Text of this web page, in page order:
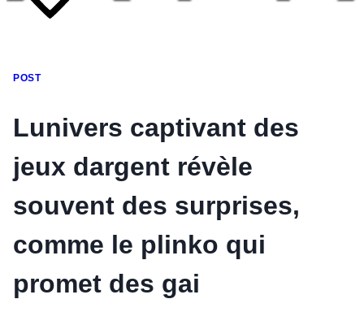
โทรศัพท์มือถือ
อุปกรณ์เสริมโทรศัพท์
สินค้าตามแบรนด์
POST
Lunivers captivant des
jeux dargent révèle
souvent des surprises,
comme le plinko qui
promet des gai